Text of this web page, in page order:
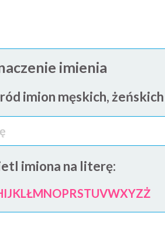
imienia
imion męskich,
imiona na literę:
IJKLŁMNOPRSTUVWXYZŻ